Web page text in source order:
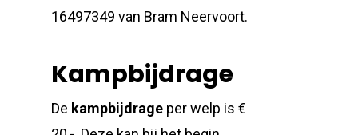
16497349 van Bram Neervoort.
Kampbijdrage
De kampbijdrage per welp is €